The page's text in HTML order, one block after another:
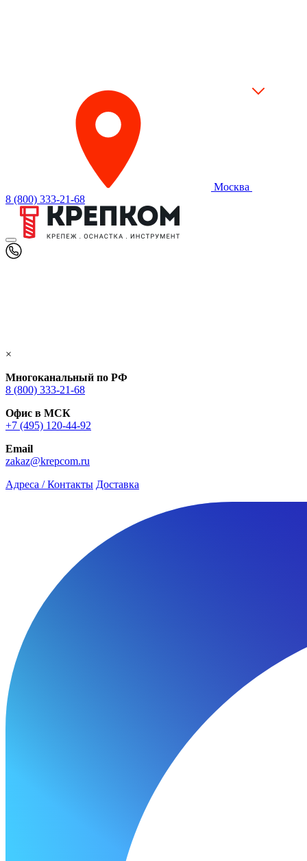
Москва
8 (800) 333-21-68
×
Многоканальный по РФ
8 (800) 333‑21-68
Офис в МСК
+7 (495) 120-44-92
Email
zakaz@krepcom.ru
Адреса / Контакты Доставка